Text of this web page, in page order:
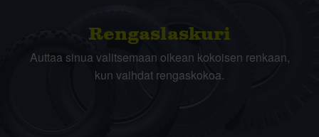
Rengas­laskuri
Auttaa sinua valitsemaan oikean kokoisen renkaan,
kun vaihdat rengaskokoa.